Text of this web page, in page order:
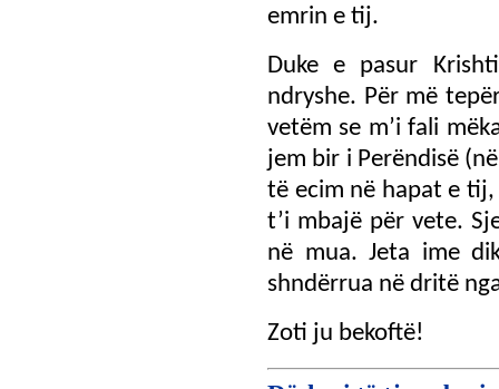
emrin e tij.
Duke e pasur
ndryshe. Për më
vetëm se m’i fali
jem bir i Perëndisë
të ecim në hapat e
t’i mbajë për vete.
në mua. Jeta ime
shndërrua në dritë
Zoti ju bekoftë!